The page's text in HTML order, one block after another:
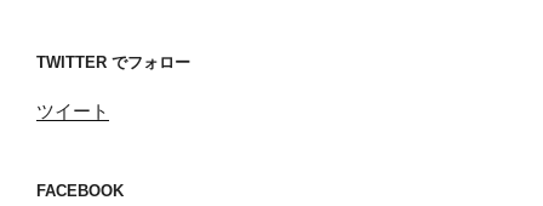
TWITTER でフォロー
ツイート
FACEBOOK